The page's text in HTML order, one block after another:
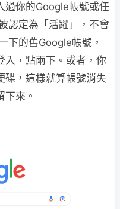
過你的Google帳號或任
認定為「活躍」，不會
下的舊Google帳號，
入，點兩下。或者，你
碟，這樣就算帳號消失
來​。